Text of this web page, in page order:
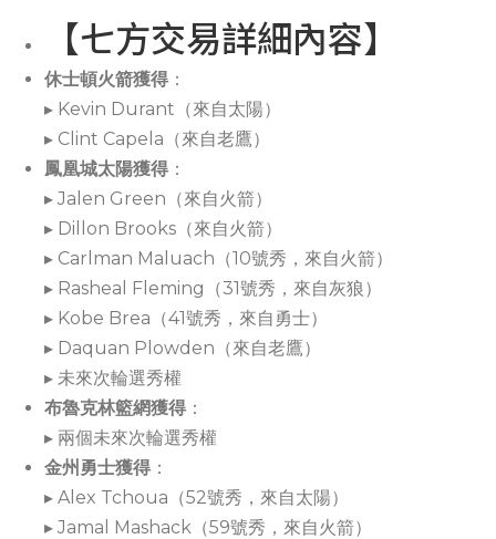
【七方交易詳細內容】
休士頓火箭獲得 ：
▸ Kevin Durant（來自太陽）
▸ Clint Capela（來自老鷹）
鳳凰城太陽獲得 ：
▸ Jalen Green（來自火箭）
▸ Dillon Brooks（來自火箭）
▸ Carlman Maluach（10號秀，來自火箭）
▸ Rasheal Fleming（31號秀，來自灰狼）
▸ Kobe Brea（41號秀，來自勇士）
▸ Daquan Plowden（來自老鷹）
▸ 未來次輪選秀權
布魯克林籃網獲得 ：
▸ 兩個未來次輪選秀權
金州勇士獲得 ：
▸ Alex Tchoua（52號秀，來自太陽）
▸ Jamal Mashack（59號秀，來自火箭）